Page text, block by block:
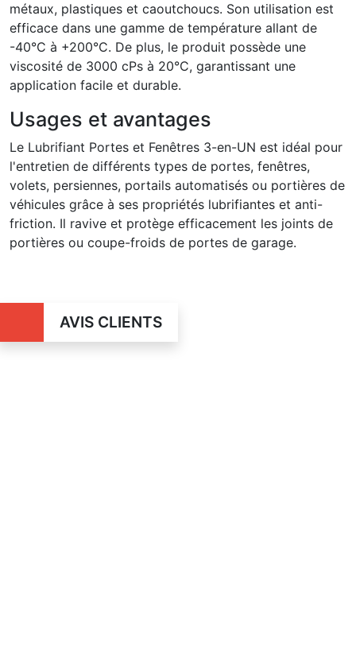
métaux, plastiques et caoutchoucs. Son utilisation est
efficace dans une gamme de température allant de
-40°C à +200°C. De plus, le produit possède une
viscosité de 3000 cPs à 20°C, garantissant une
application facile et durable.
Usages et avantages
Le Lubrifiant Portes et Fenêtres 3-en-UN est idéal pour
l'entretien de différents types de portes, fenêtres,
volets, persiennes, portails automatisés ou portières de
véhicules grâce à ses propriétés lubrifiantes et anti-
friction. Il ravive et protège efficacement les joints de
portières ou coupe-froids de portes de garage.
AVIS CLIENTS